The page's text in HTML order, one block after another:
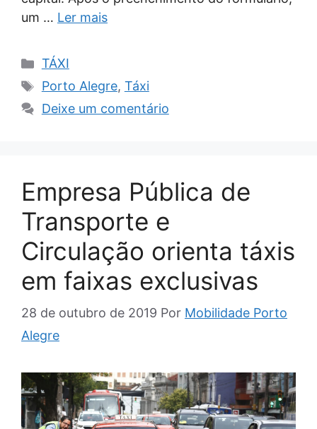
um … Ler mais
Categorias
TÁXI
Tags
Porto Alegre, Táxi
Deixe um comentário
Empresa Pública de
Transporte e
Circulação orienta táxis
em faixas exclusivas
28 de outubro de 2019 Por Mobilidade Porto
Alegre